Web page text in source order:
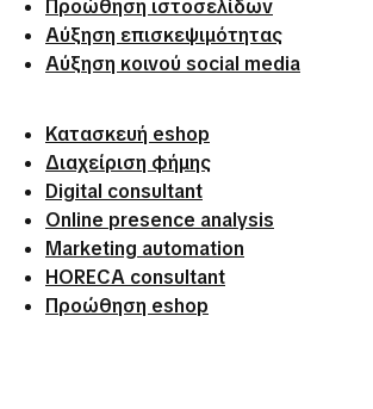
Προώθηση ιστοσελίδων
Αύξηση επισκεψιμότητας
Αύξηση κοινού social media
Κατασκευή eshop
Διαχείριση φήμης
Digital consultant
Online presence analysis
Marketing automation
HORECA consultant
Προώθηση eshop